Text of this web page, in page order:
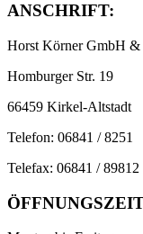
ANSCHRIFT:
Horst Körner GmbH
Homburger Str. 19
66459 Kirkel-Altstadt
Telefon: 06841 / 8251
Telefax: 06841 / 89812